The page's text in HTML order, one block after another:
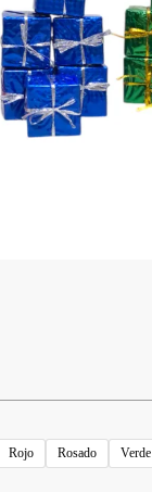
Rojo Rosado Verde